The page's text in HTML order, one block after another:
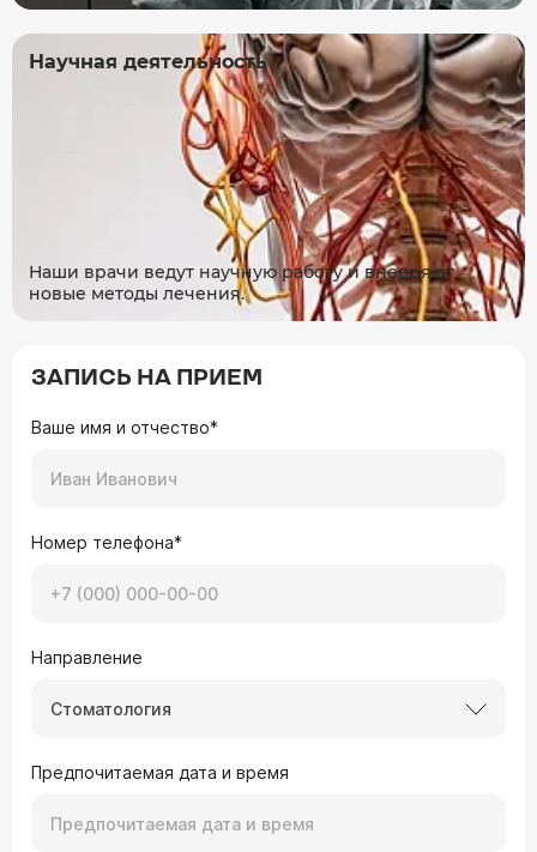
Научная деятельность
Наши врачи ведут научную работу и внедряют
новые методы лечения.
ЗАПИСЬ НА ПРИЕМ
Ваше имя и отчество*
Номер телефона*
Направление
Стоматология
Предпочитаемая дата и время